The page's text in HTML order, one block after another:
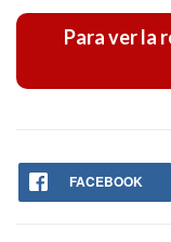
Decretos
Resoluciones
Para ver la
FACEBOOK